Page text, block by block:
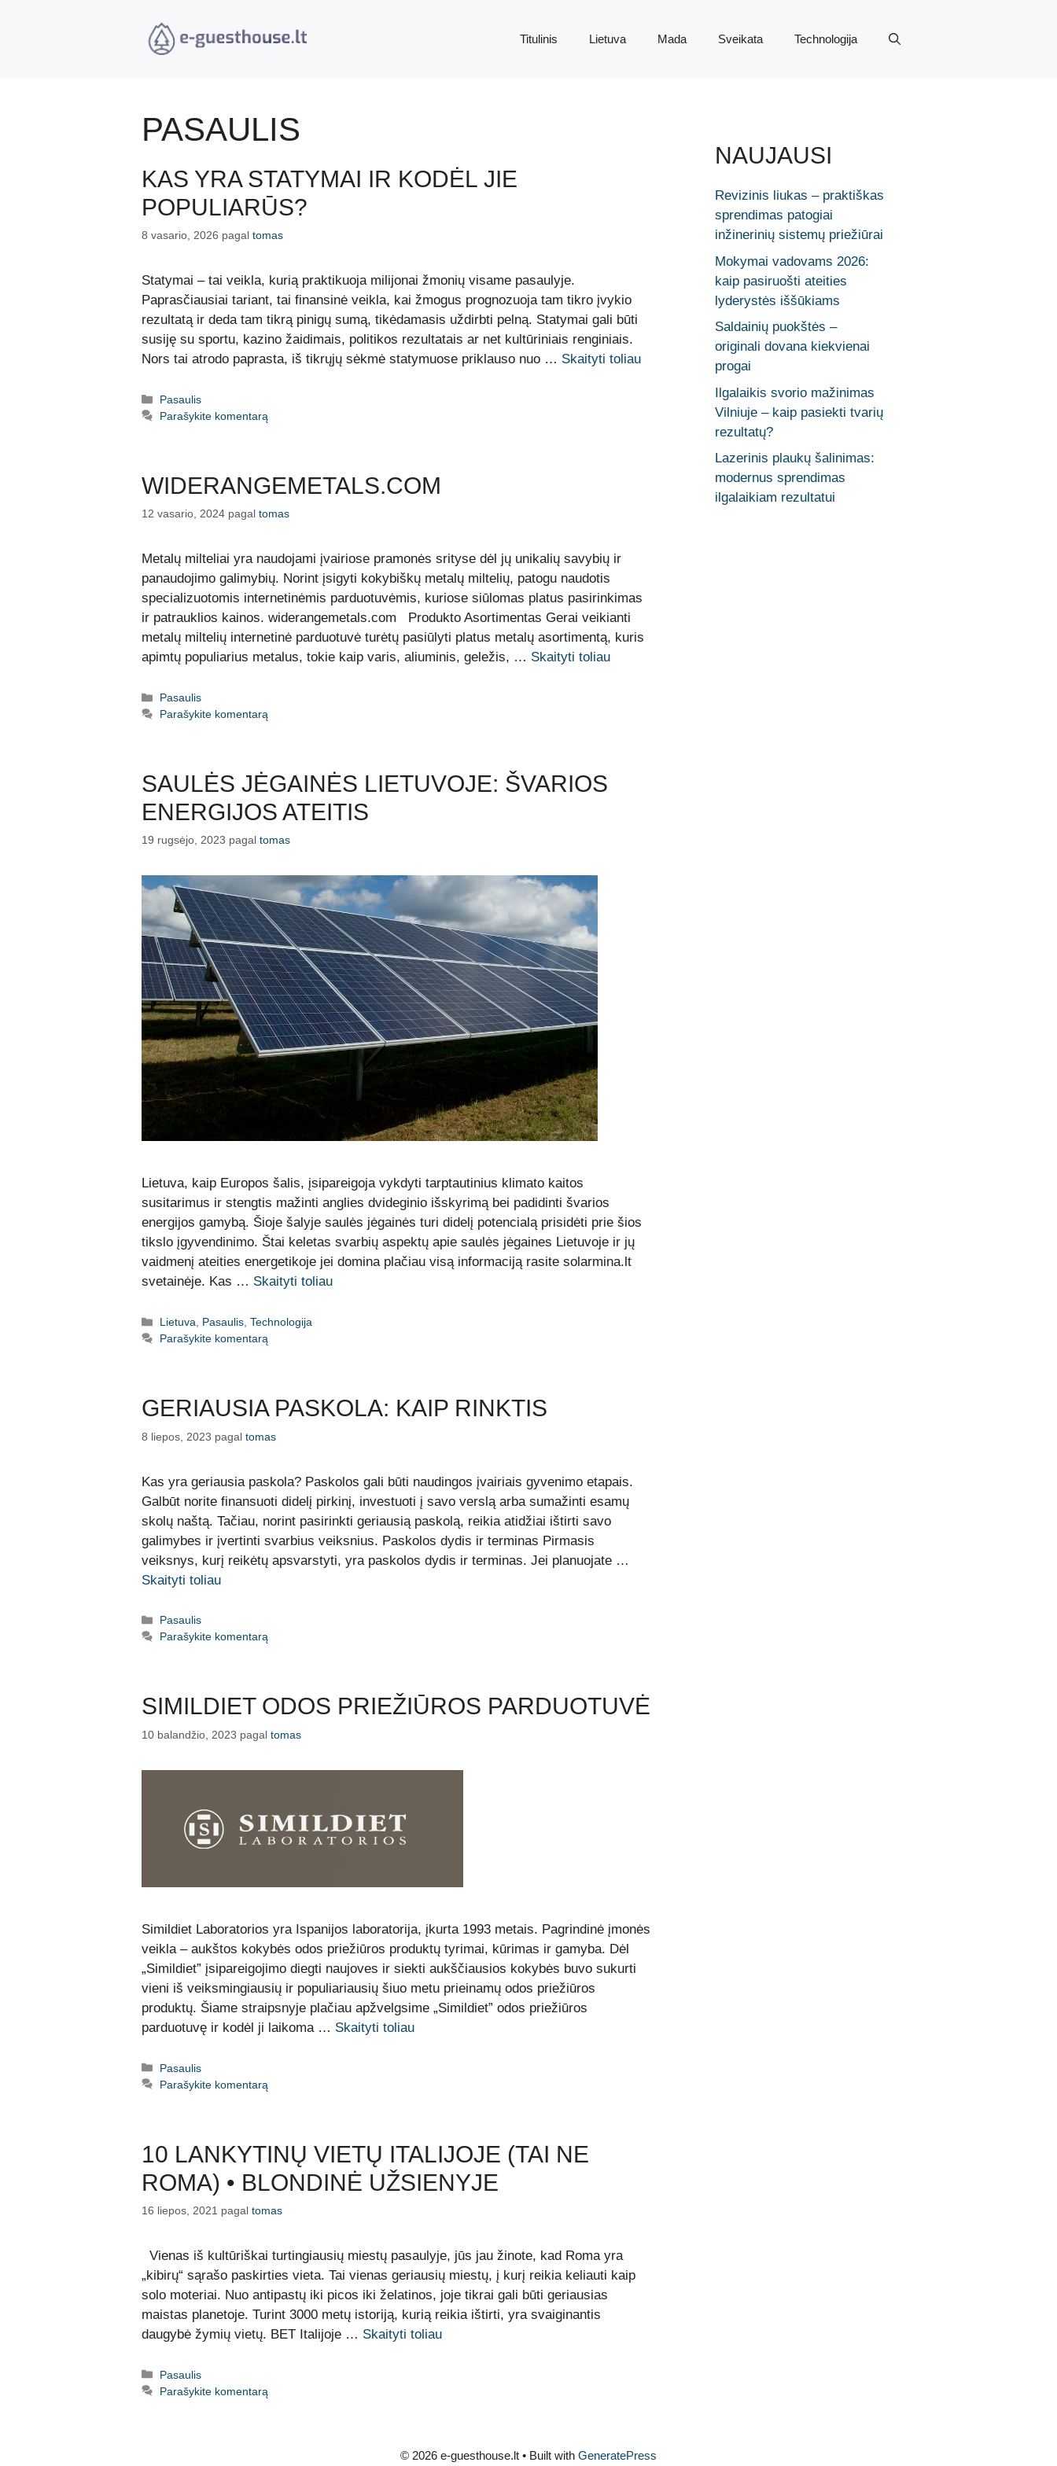
Titulinis Lietuva Mada Sveikata Technologija
PASAULIS
KAS YRA STATYMAI IR KODĖL JIE
POPULIARŪS?
8 vasario, 2026 pagal tomas
Statymai – tai veikla, kurią praktikuoja milijonai žmonių visame pasaulyje.
Paprasčiausiai tariant, tai finansinė veikla, kai žmogus prognozuoja tam tikro įvykio
rezultatą ir deda tam tikrą pinigų sumą, tikėdamasis uždirbti pelną. Statymai gali būti
susiję su sportu, kazino žaidimais, politikos rezultatais ar net kultūriniais renginiais.
Nors tai atrodo paprasta, iš tikrųjų sėkmė statymuose priklauso nuo … Skaityti toliau
Kategorijos
Pasaulis
Parašykite komentarą
WIDERANGEMETALS.COM
12 vasario, 2024 pagal tomas
Metalų milteliai yra naudojami įvairiose pramonės srityse dėl jų unikalių savybių ir
panaudojimo galimybių. Norint įsigyti kokybiškų metalų miltelių, patogu naudotis
specializuotomis internetinėmis parduotuvėmis, kuriose siūlomas platus pasirinkimas
ir patrauklios kainos. widerangemetals.com Produkto Asortimentas Gerai veikianti
metalų miltelių internetinė parduotuvė turėtų pasiūlyti platus metalų asortimentą, kuris
apimtų populiarius metalus, tokie kaip varis, aliuminis, geležis, … Skaityti toliau
Kategorijos
Pasaulis
Parašykite komentarą
SAULĖS JĖGAINĖS LIETUVOJE: ŠVARIOS
ENERGIJOS ATEITIS
19 rugsėjo, 2023 pagal tomas
Lietuva, kaip Europos šalis, įsipareigoja vykdyti tarptautinius klimato kaitos
susitarimus ir stengtis mažinti anglies dvideginio išskyrimą bei padidinti švarios
energijos gamybą. Šioje šalyje saulės jėgainės turi didelį potencialą prisidėti prie šios
tikslo įgyvendinimo. Štai keletas svarbių aspektų apie saulės jėgaines Lietuvoje ir jų
vaidmenį ateities energetikoje jei domina plačiau visą informaciją rasite solarmina.lt
svetainėje. Kas … Skaityti toliau
Kategorijos
Lietuva, Pasaulis, Technologija
Parašykite komentarą
GERIAUSIA PASKOLA: KAIP RINKTIS
8 liepos, 2023 pagal tomas
Kas yra geriausia paskola? Paskolos gali būti naudingos įvairiais gyvenimo etapais.
Galbūt norite finansuoti didelį pirkinį, investuoti į savo verslą arba sumažinti esamų
skolų naštą. Tačiau, norint pasirinkti geriausią paskolą, reikia atidžiai ištirti savo
galimybes ir įvertinti svarbius veiksnius. Paskolos dydis ir terminas Pirmasis
veiksnys, kurį reikėtų apsvarstyti, yra paskolos dydis ir terminas. Jei planuojate …
Skaityti toliau
Kategorijos
Pasaulis
Parašykite komentarą
SIMILDIET ODOS PRIEŽIŪROS PARDUOTUVĖ
10 balandžio, 2023 pagal tomas
Simildiet Laboratorios yra Ispanijos laboratorija, įkurta 1993 metais. Pagrindinė įmonės
veikla – aukštos kokybės odos priežiūros produktų tyrimai, kūrimas ir gamyba. Dėl
„Simildiet” įsipareigojimo diegti naujoves ir siekti aukščiausios kokybės buvo sukurti
vieni iš veiksmingiausių ir populiariausių šiuo metu prieinamų odos priežiūros
produktų. Šiame straipsnyje plačiau apžvelgsime „Simildiet” odos priežiūros
parduotuvę ir kodėl ji laikoma … Skaityti toliau
Kategorijos
Pasaulis
Parašykite komentarą
10 LANKYTINŲ VIETŲ ITALIJOJE (TAI NE
ROMA) • BLONDINĖ UŽSIENYJE
16 liepos, 2021 pagal tomas
Vienas iš kultūriškai turtingiausių miestų pasaulyje, jūs jau žinote, kad Roma yra
„kibirų“ sąrašo paskirties vieta. Tai vienas geriausių miestų, į kurį reikia keliauti kaip
solo moteriai. Nuo antipastų iki picos iki želatinos, joje tikrai gali būti geriausias
maistas planetoje. Turint 3000 metų istoriją, kurią reikia ištirti, yra svaiginantis
daugybė žymių vietų. BET Italijoje … Skaityti toliau
Kategorijos
Pasaulis
Parašykite komentarą
NAUJAUSI
Revizinis liukas – praktiškas
sprendimas patogiai
inžinerinių sistemų priežiūrai
Mokymai vadovams 2026:
kaip pasiruošti ateities
lyderystės iššūkiams
Saldainių puokštės –
originali dovana kiekvienai
progai
Ilgalaikis svorio mažinimas
Vilniuje – kaip pasiekti tvarių
rezultatų?
Lazerinis plaukų šalinimas:
modernus sprendimas
ilgalaikiam rezultatui
© 2026 e-guesthouse.lt • Built with GeneratePress